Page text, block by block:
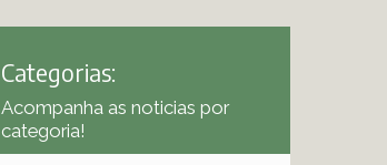
Categorias:
Acompanha as noticias por
categoria!